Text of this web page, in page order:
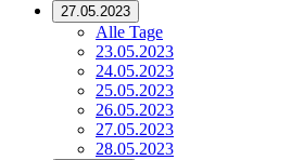
27.05.2023
Alle Tage
23.05.2023
24.05.2023
25.05.2023
26.05.2023
27.05.2023
28.05.2023